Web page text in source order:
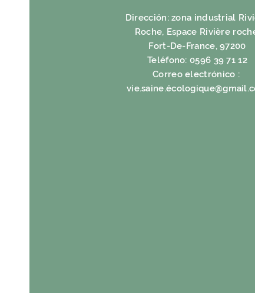
Dirección: zona industrial
Roche, Espace Rivière
Fort-De-France, 97200
Teléfono: 0596 39 71 12
Correo electrónico :
vie.saine.é